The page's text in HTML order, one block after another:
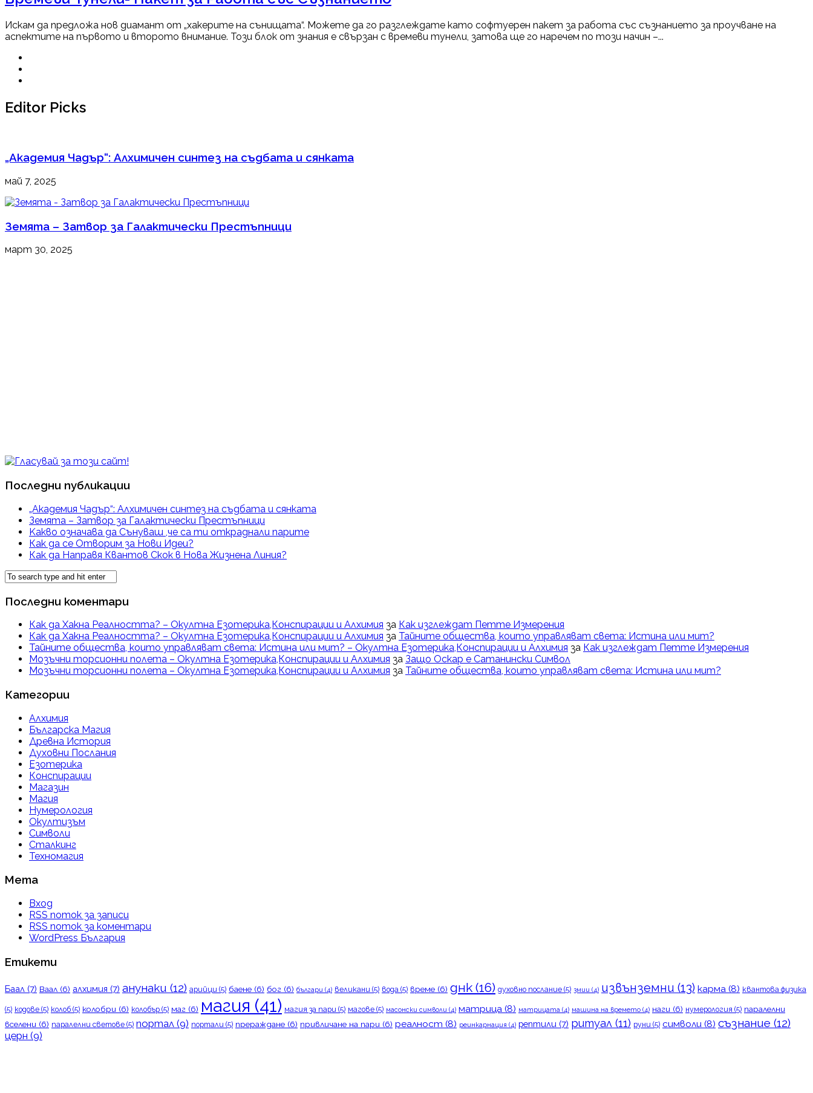
Искам да предложа нов диамант от „хакерите на сънищата“. Можете да го разглеждате като софтуерен пакет за работа със съзнанието за проучване на
аспектите на първото и второто внимание. Този блок от знания е свързан с времеви тунели, затова ще го наречем по този начин –...
Editor Picks
„Академия Чадър“: Алхимичен синтез на съдбата и сянката
май 7, 2025
Земята – Затвор за Галактически Престъпници
март 30, 2025
Последни публикации
„Академия Чадър“: Алхимичен синтез на съдбата и сянката
Земята – Затвор за Галактически Престъпници
Kакво означава да Сънуваш ,че са ти откраднали парите
Как да се Отворим за Нови Идеи?
Как да Направя Квантов Скок в Нова Жизнена Линия?
Последни коментари
Как да Хакна Реалността? – Окултна Езотерика,Конспирации и Алхимия за Как изглеждат Петте Измерения
Как да Хакна Реалността? – Окултна Езотерика,Конспирации и Алхимия за Тайните общества, които управляват света: Истина или мит?
Тайните общества, които управляват света: Истина или мит? – Окултна Езотерика,Конспирации и Алхимия за Как изглеждат Петте Измерения
Мозъчни торсионни полета – Окултна Езотерика,Конспирации и Алхимия за Защо Оскар е Сатанински Символ
Мозъчни торсионни полета – Окултна Езотерика,Конспирации и Алхимия за Тайните общества, които управляват света: Истина или мит?
Категории
Алхимия
Българска Магия
Древна История
Духовни Послания
Езотерика
Конспирации
Магазин
Магия
Нумерология
Окултизъм
Символи
Сталкинг
Техномагия
Мета
Вход
RSS поток за записи
RSS поток за коментари
WordPress България
Етикети
Баал (7) Ваал (6) алхимия (7) анунаки (12) арийци (5) баене (6) бог (6) българи (4) великани (5) вода (5) време (6) днк (16) духовно послание (5) змии (4) извънземни (13) карма (8) квантова физика
(5) кодове (5) колоб (5) колобри (6) колобър (5) маг (6) магия (41) магия за пари (5) магове (5) масонски символи (4) матрица (8) матрицата (4) машина на времето (4) наги (6) нумерология (5) паралелни
вселени (6) паралелни светове (5) портал (9) портали (5) прераждане (6) привличане на пари (6) реалност (8) реинкарнация (4) рептили (7) ритуал (11) руни (5) символи (8) съзнание (12)
церн (9)